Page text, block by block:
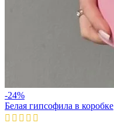
-24%
Белая гипсофила в коробке